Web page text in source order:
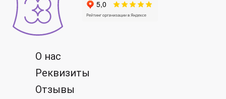
О нас
Реквизиты
Отзывы